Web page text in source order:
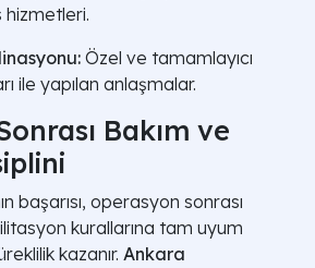
Özel ve tamamlayıcı
ile yapılan anlaşmalar.
Bakım ve
başarısı, operasyon sonrası
kurallarına tam uyum
kazanır. Ankara